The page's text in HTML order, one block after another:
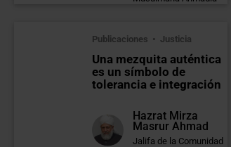
Publicaciones Justicia
Una mezquita auténtica
es un símbolo de
tolerancia e integración
Hazrat Mirza
Masrur Ahmad
Jalifa de la Comunidad